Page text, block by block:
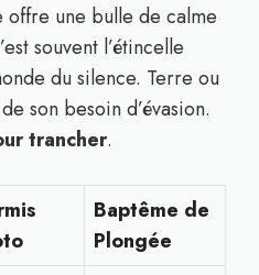
une bulle de calme
souvent l’étincelle
du silence. Terre ou
son besoin d’évasion.
trancher.
Baptême de
Plongée